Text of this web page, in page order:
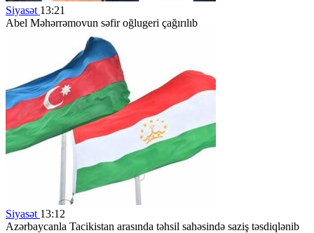
Siyasət 13:21
Abel Məhərrəmovun səfir oğlugeri çağırılıb
Siyasət 13:12
Azərbaycanla Tacikistan arasında təhsil sahəsində saziş təsdiqlənib